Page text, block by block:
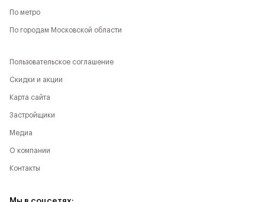
По метро
По городам Московской области
Пользовательское соглашение
Скидки и акции
Карта сайта
Застройщики
Медиа
О компании
Контакты